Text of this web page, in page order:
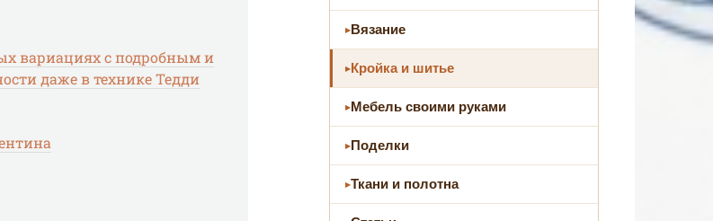
вариациях с подробным и
даже в технике Тедди
Вязание
Кройка и шитье
Мебель своими руками
Поделки
Ткани и полотна